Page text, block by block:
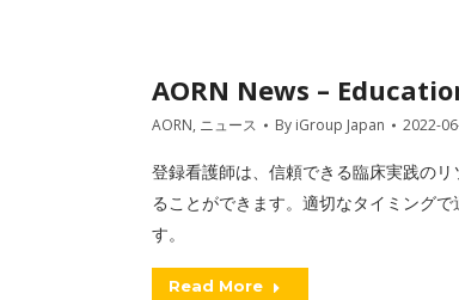
AORN News –
AORN, ニュース By iGroup Japan 2022-
登録看護師は、信頼できる臨床実践の
ることができます。適切なタイミング
す。
Read More